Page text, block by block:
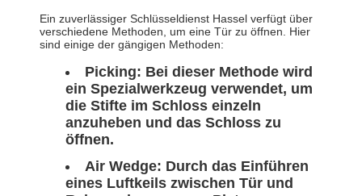
Ein zuverlässiger Schlüsseldienst Hassel verfügt über
verschiedene Methoden, um eine Tür zu öffnen. Hier
sind einige der gängigen Methoden:
Picking: Bei dieser Methode wird
ein Spezialwerkzeug verwendet, um
die Stifte im Schloss einzeln
anzuheben und das Schloss zu
öffnen.
Air Wedge: Durch das Einführen
eines Luftkeils zwischen Tür und